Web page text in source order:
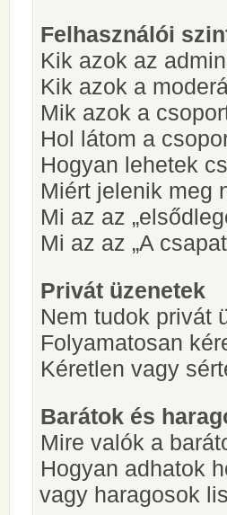
Felhasználói
Kik azok az
Kik azok a
Mik azok a
Hol látom a
Hogyan lehetek
Miért jelenik meg
Mi az az
Mi az az „A
Privát üzenetek
Nem tudok privát
Folyamatosan
Kéretlen vagy
Barátok és
Mire valók a
Hogyan adhatok
vagy haragosok